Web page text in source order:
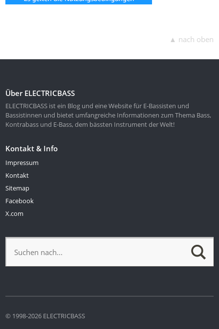
▲ nach oben
Über ELECTRICBASS
ELECTRICBASS ist ein Blog und eine Website für E-Bassisten und
Bassistinnen und bietet umfangreiche Informationen zum Thema Bass,
Kontrabass und E-Bass, dem bässten Instrument der Welt!
Kontakt & Info
Impressum
Kontakt
Sitemap
Facebook
X.com
© 1998-2026 ELECTRICBASS